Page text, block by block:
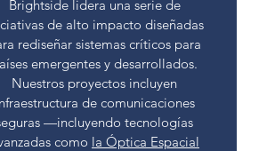
Brightside lidera una serie de
de alto impacto diseñadas
rediseñar sistemas críticos para
emergentes y desarrollados.
Nuestros proyectos incluyen
de comunicaciones
—incluyendo tecnologías
como la Óptica Espacial